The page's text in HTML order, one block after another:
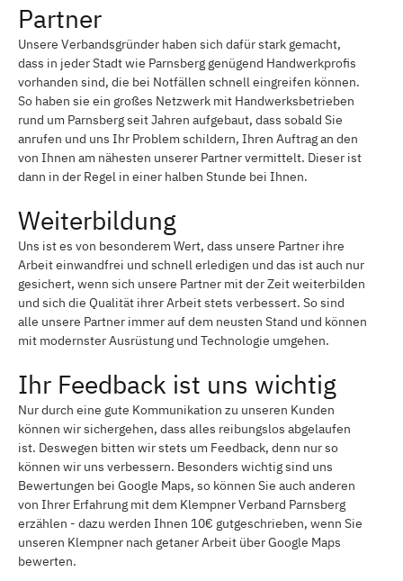
Partner
Unsere Verbandsgründer haben sich dafür stark gemacht,
dass in jeder Stadt wie Parnsberg genügend Handwerkprofis
vorhanden sind, die bei Notfällen schnell eingreifen können.
So haben sie ein großes Netzwerk mit Handwerksbetrieben
rund um Parnsberg seit Jahren aufgebaut, dass sobald Sie
anrufen und uns Ihr Problem schildern, Ihren Auftrag an den
von Ihnen am nähesten unserer Partner vermittelt. Dieser ist
dann in der Regel in einer halben Stunde bei Ihnen.
Weiterbildung
Uns ist es von besonderem Wert, dass unsere Partner ihre
Arbeit einwandfrei und schnell erledigen und das ist auch nur
gesichert, wenn sich unsere Partner mit der Zeit weiterbilden
und sich die Qualität ihrer Arbeit stets verbessert. So sind
alle unsere Partner immer auf dem neusten Stand und können
mit modernster Ausrüstung und Technologie umgehen.
Ihr Feedback ist uns wichtig
Nur durch eine gute Kommunikation zu unseren Kunden
können wir sichergehen, dass alles reibungslos abgelaufen
ist. Deswegen bitten wir stets um Feedback, denn nur so
können wir uns verbessern. Besonders wichtig sind uns
Bewertungen bei Google Maps, so können Sie auch anderen
von Ihrer Erfahrung mit dem Klempner Verband Parnsberg
erzählen - dazu werden Ihnen 10€ gutgeschrieben, wenn Sie
unseren Klempner nach getaner Arbeit über Google Maps
bewerten.